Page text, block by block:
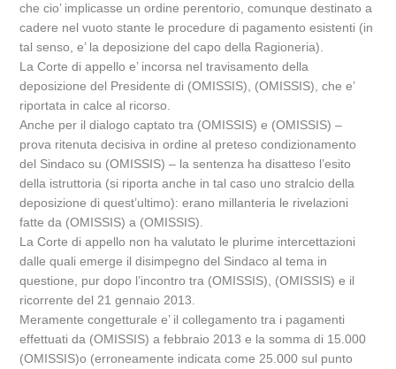
che cio’ implicasse un ordine perentorio, comunque destinato a
cadere nel vuoto stante le procedure di pagamento esistenti (in
tal senso, e’ la deposizione del capo della Ragioneria).
La Corte di appello e’ incorsa nel travisamento della
deposizione del Presidente di (OMISSIS), (OMISSIS), che e’
riportata in calce al ricorso.
Anche per il dialogo captato tra (OMISSIS) e (OMISSIS) –
prova ritenuta decisiva in ordine al preteso condizionamento
del Sindaco su (OMISSIS) – la sentenza ha disatteso l’esito
della istruttoria (si riporta anche in tal caso uno stralcio della
deposizione di quest’ultimo): erano millanteria le rivelazioni
fatte da (OMISSIS) a (OMISSIS).
La Corte di appello non ha valutato le plurime intercettazioni
dalle quali emerge il disimpegno del Sindaco al tema in
questione, pur dopo l’incontro tra (OMISSIS), (OMISSIS) e il
ricorrente del 21 gennaio 2013.
Meramente congetturale e’ il collegamento tra i pagamenti
effettuati da (OMISSIS) a febbraio 2013 e la somma di 15.000
(OMISSIS)o (erroneamente indicata come 25.000 sul punto